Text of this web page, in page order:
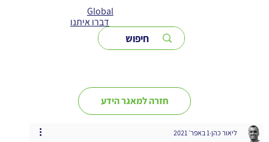
Global
דברו איתנו
חזרה למאגר הידע
ליאור כהן 1 באפר׳ 2021